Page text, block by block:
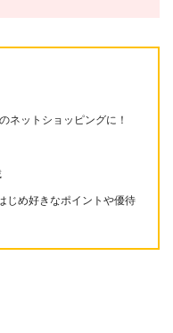
ネットショッピングに！
じめ好きなポイントや優待